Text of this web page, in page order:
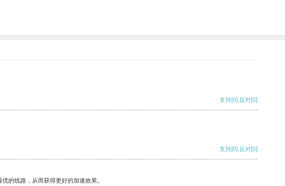
支持[0] 反对[0]
支持[0] 反对[0]
的线路，从而获得更好的加速效果。